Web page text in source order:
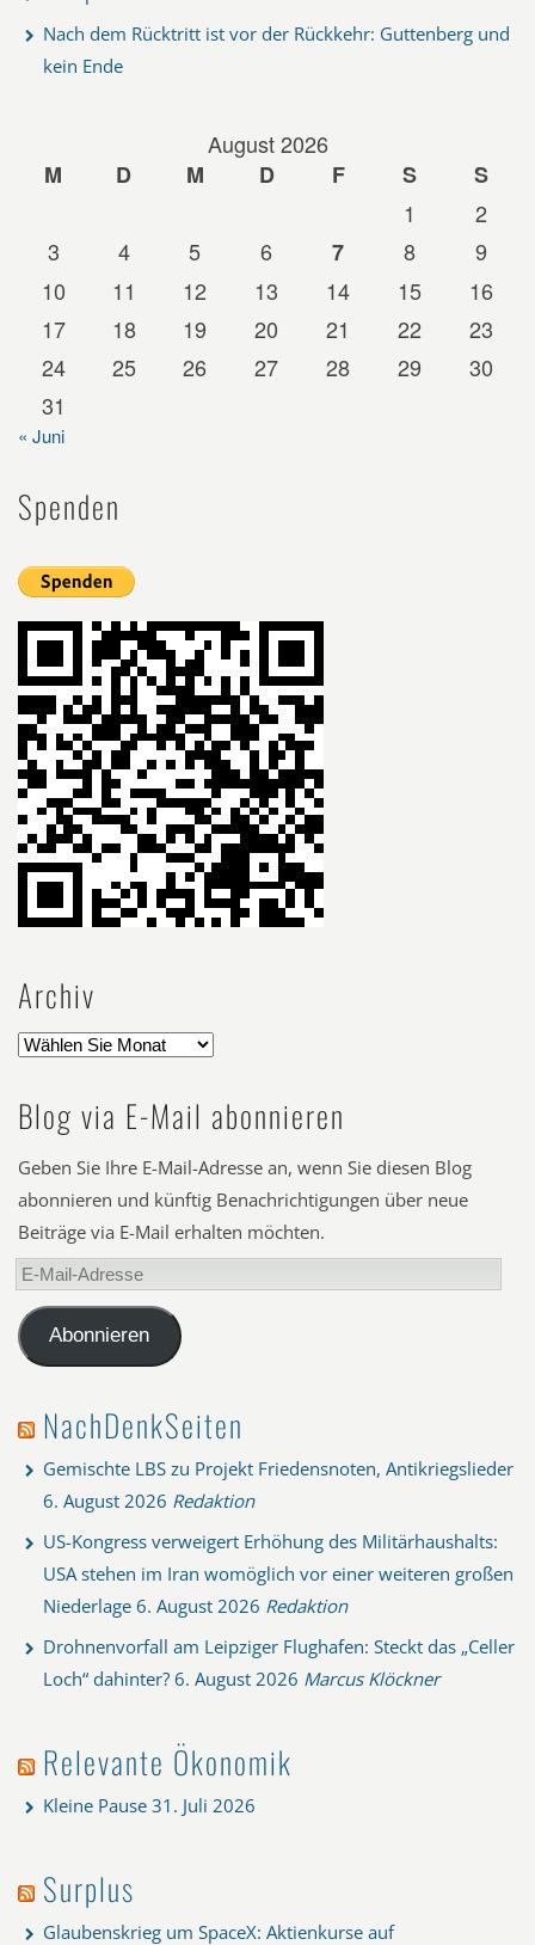
Nach dem Rücktritt ist vor der Rückkehr: Guttenberg und
kein Ende
August 2026
M
D M D F S
S
1
2
3
4 5 6 7 8
9
10
11 12 13 14 15
16
17
18 19 20 21 22
23
24
25 26 27 28 29
30
31
« Juni
Spenden
Archiv
Blog via E-Mail abonnieren
Geben Sie Ihre E-Mail-Adresse an, wenn Sie diesen Blog
abonnieren und künftig Benachrichtigungen über neue
Beiträge via E-Mail erhalten möchten.
E-
Mail-
AdresseAbonnieren
NachDenkSeiten
Gemischte LBS zu Projekt Friedensnoten, Antikriegslieder
6. August 2026 Redaktion
US-Kongress verweigert Erhöhung des Militärhaushalts:
USA stehen im Iran womöglich vor einer weiteren großen
Niederlage 6. August 2026 Redaktion
Drohnenvorfall am Leipziger Flughafen: Steckt das „Celler
Loch“ dahinter? 6. August 2026 Marcus Klöckner
Relevante Ökonomik
Kleine Pause 31. Juli 2026
Surplus
Glaubenskrieg um SpaceX: Aktienkurse auf